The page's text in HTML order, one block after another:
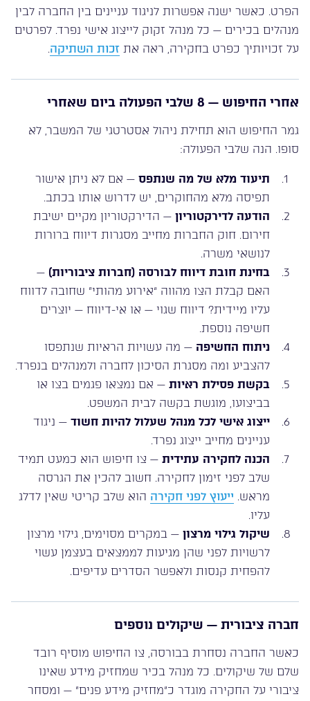
הפרט. כאשר ישנה אפשרות לניגוד עניינים בין החברה לבין
מנהלים בכירים — כל מנהל זקוק לייצוג אישי נפרד. לפרטים
על זכויותיך כפרט בחקירה, ראה את זכות השתיקה.
אחרי החיפוש — 8 שלבי הפעולה ביום שאחרי
גמר החיפוש הוא תחילת ניהול אסטרטגי של המשבר, לא
סופו. הנה שלבי הפעולה:
תיעוד מלא של מה שנתפס — אם לא ניתן אישור
תפיסה מלא מהחוקרים, יש לדרוש אותו בכתב.
הודעה לדירקטוריון — הדירקטוריון מקיים ישיבת
חירום. חוק החברות מחייב מסגרות דיווח ברורות
לנושאי משרה.
בחינת חובת דיווח לבורסה (חברות ציבוריות) —
האם קבלת הצו מהווה “אירוע מהותי” שחובה לדווח
עליו מיידית? דיווח שגוי — או אי-דיווח — יוצרים
חשיפה נוספת.
ניתוח החשיפה — מה עשויות הראיות שנתפסו
להצביע ומה מסגרת הסיכון לחברה ולמנהלים בנפרד.
בקשת פסילת ראיות — אם נמצאו פגמים בצו או
בביצועו, מוגשת בקשה לבית המשפט.
ייצוג אישי לכל מנהל שעלול להיות חשוד — ניגוד
עניינים מחייב ייצוג נפרד.
הכנה לחקירה עתידית — צו חיפוש הוא כמעט תמיד
שלב לפני זימון לחקירה. חשוב להכין את הגרסה
מראש. ייעוץ לפני חקירה הוא שלב קריטי שאין לדלג
עליו.
שיקול גילוי מרצון — במקרים מסוימים, גילוי מרצון
לרשויות לפני שהן מגיעות לממצאים בעצמן עשוי
להפחית קנסות ולאפשר הסדרים עדיפים.
חברה ציבורית — שיקולים נוספים
כאשר החברה נסחרת בבורסה, צו החיפוש מוסיף רובד
שלם של שיקולים. כל מנהל בכיר שמחזיק מידע שאינו
ציבורי על החקירה מוגדר כ”מחזיק מידע פנים” — ומסחר